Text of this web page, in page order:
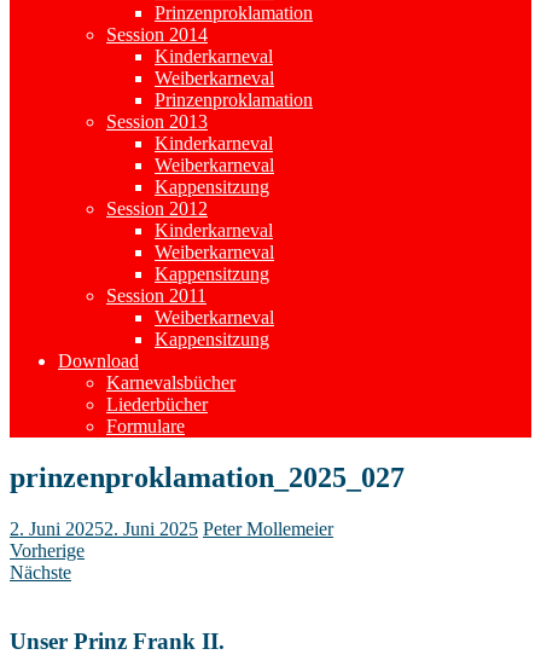
Prinzenproklamation
Session 2014
Kinderkarneval
Weiberkarneval
Prinzenproklamation
Session 2013
Kinderkarneval
Weiberkarneval
Kappensitzung
Session 2012
Kinderkarneval
Weiberkarneval
Kappensitzung
Session 2011
Weiberkarneval
Kappensitzung
Download
Karnevalsbücher
Liederbücher
Formulare
prinzenproklamation_2025_027
2. Juni 20252. Juni 2025 Peter Mollemeier
Vorherige
Nächste
Unser Prinz Frank II.